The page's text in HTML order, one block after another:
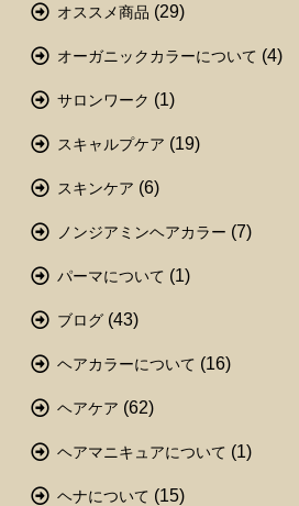
オススメ商品 (29)
オーガニックカラーについて (4)
サロンワーク (1)
スキャルプケア (19)
スキンケア (6)
ノンジアミンヘアカラー (7)
パーマについて (1)
ブログ (43)
ヘアカラーについて (16)
ヘアケア (62)
ヘアマニキュアについて (1)
ヘナについて (15)